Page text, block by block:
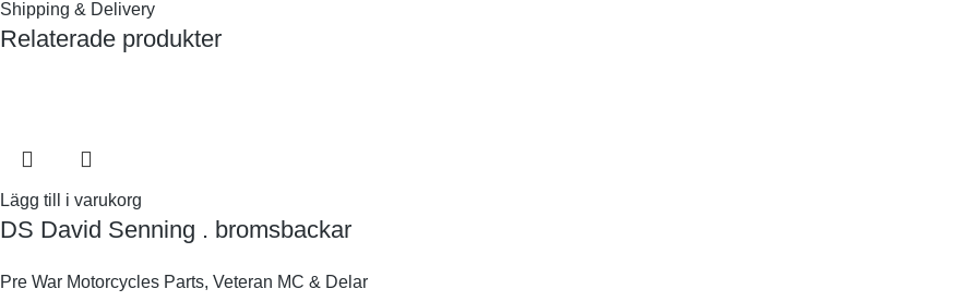
Shipping & Delivery
Relaterade produkter
Lägg till i varukorg
DS David Senning . bromsbackar
Pre War Motorcycles Parts, Veteran MC & Delar